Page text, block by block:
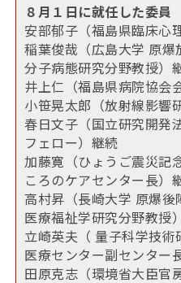
８月１日に就任した委員
安部郁子（福島県臨床心
稲葉俊哉（広島大学 原
分子病態研究分野教授）
井上仁（福島県病院協会
小笹晃太郎（放射線影
春日文子（国立研究開
フェロー）継続
加藤寛（ひょうご震災記
ころのケアセンター長）
高村昇（長崎大学 原爆
医療福祉学研究分野教授
立崎英夫（ 量子科学技
医療センター副センター
田原克志（環境省大臣官